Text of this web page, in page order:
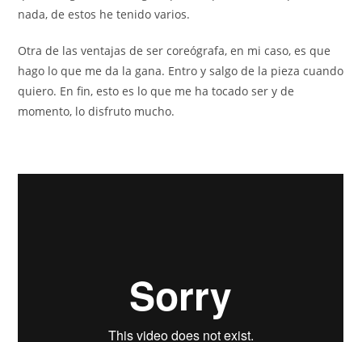
nada, de estos he tenido varios.
Otra de las ventajas de ser coreógrafa, en mi caso, es que
hago lo que me da la gana. Entro y salgo de la pieza cuando
quiero. En fin, esto es lo que me ha tocado ser y de
momento, lo disfruto mucho.